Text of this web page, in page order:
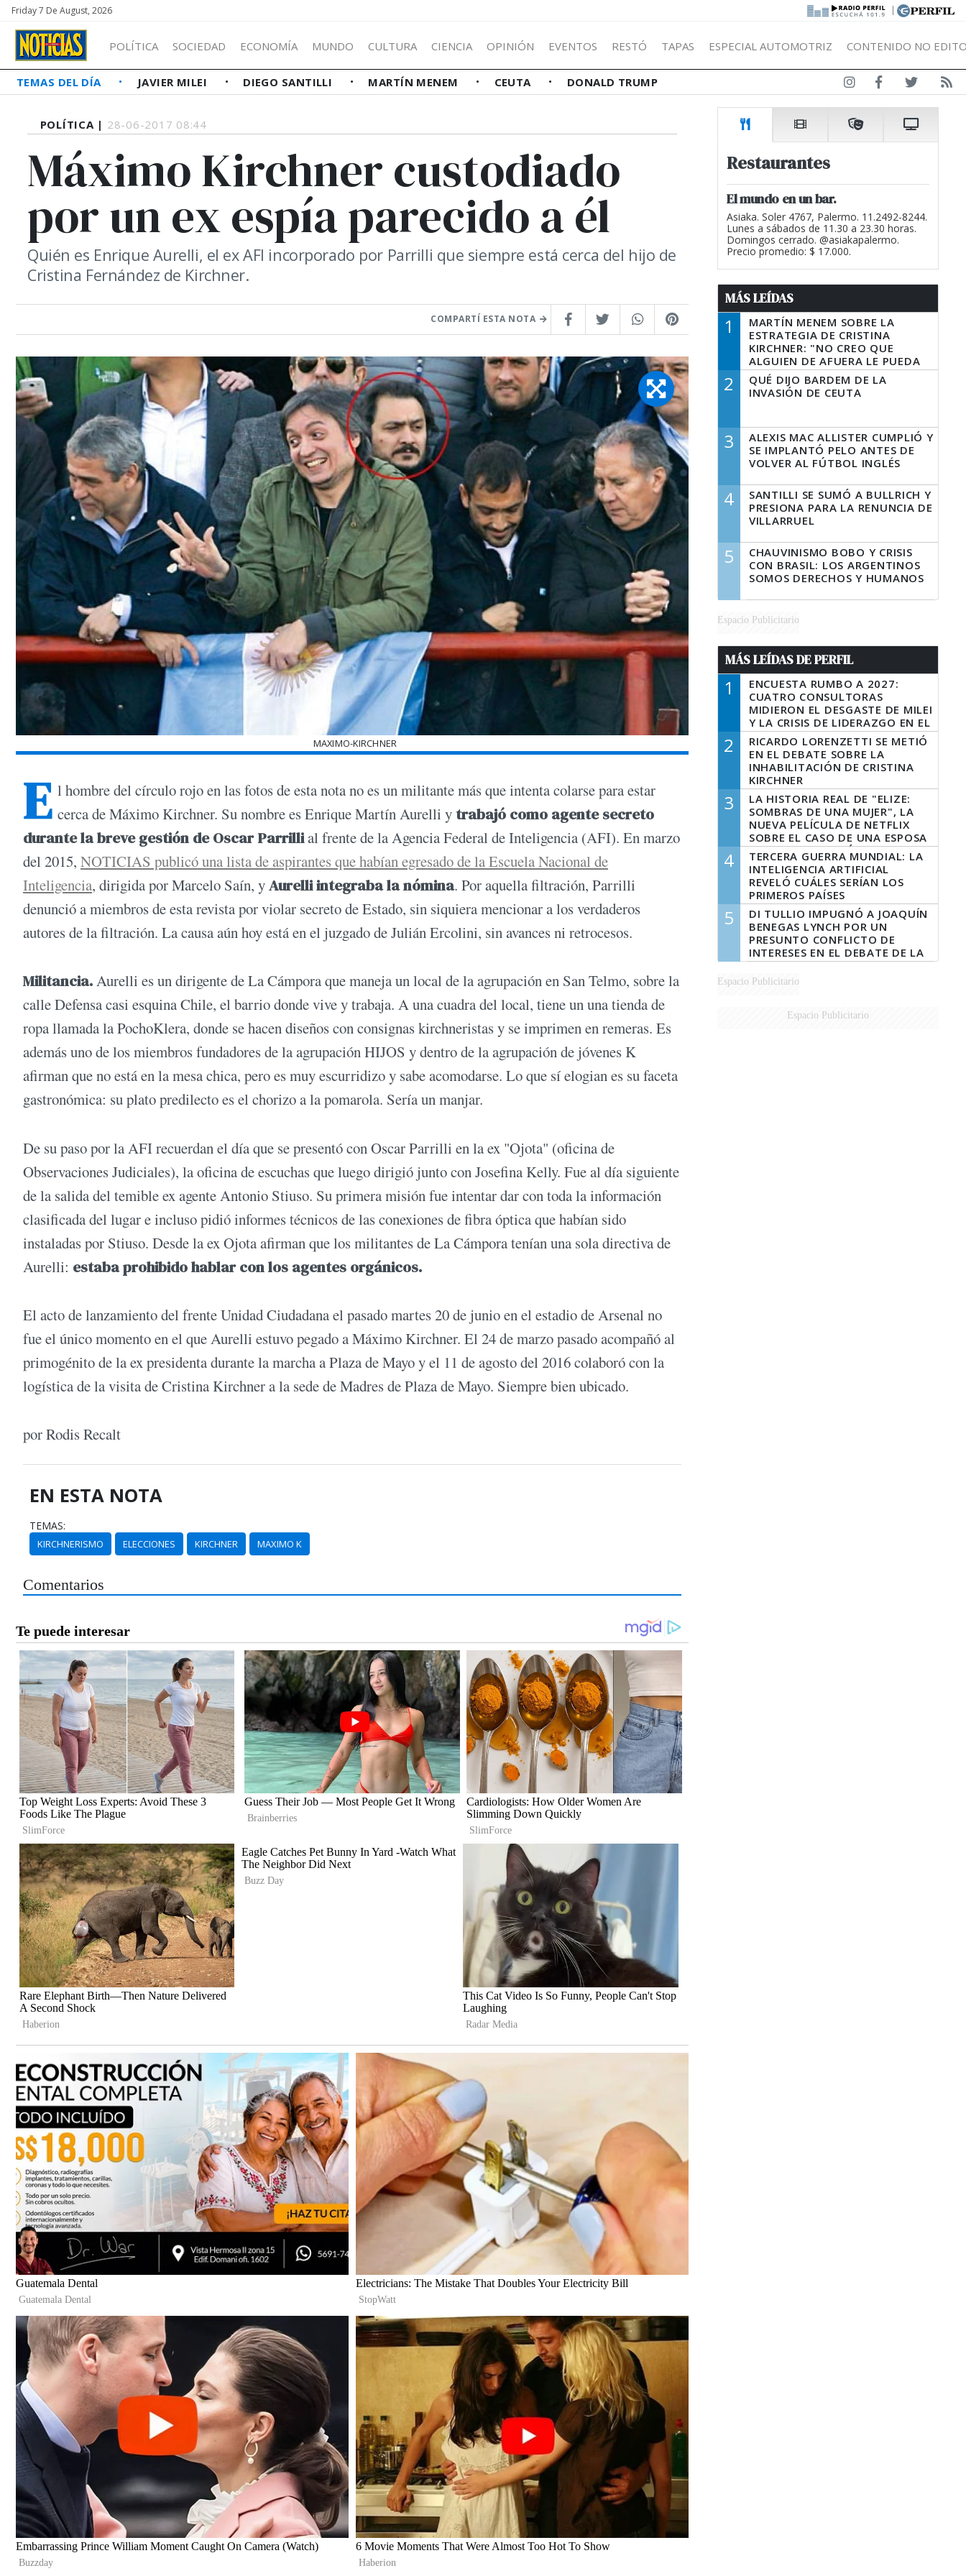
Friday 7 De August, 2026 |
POLÍTICA SOCIEDAD ECONOMÍA MUNDO CULTURA CIENCIA OPINIÓN EVENTOS RESTÓ TAPAS ESPECIAL AUTOMOTRIZ CONTENIDO NO
TEMAS DEL DÍA JAVIER MILEI DIEGO SANTILLI MARTÍN MENEM CEUTA DONALD TRUMP
POLÍTICA | 28-06-2017 08:44
Máximo Kirchner custodiado
por un ex espía parecido a él
Quién es Enrique Aurelli, el ex AFI incorporado por Parrilli que siempre está cerca del hijo de
Cristina Fernández de Kirchner.
COMPARTÍ ESTA NOTA
MAXIMO-KIRCHNER
E l hombre del círculo rojo en las fotos de esta nota no es un militante más que intenta colarse para estar
cerca de Máximo Kirchner. Su nombre es Enrique Martín Aurelli ytrabajó como agente secreto
durante la breve gestión de Oscar Parrillial frente de la Agencia Federal de Inteligencia (AFI). En marzo
del 2015, NOTICIAS publicó una lista de aspirantes que habían egresado de la Escuela Nacional de
Inteligencia, dirigida por Marcelo Saín, yAurelli integraba la nómina. Por aquella filtración, Parrilli
denunció a miembros de esta revista por violar secreto de Estado, sin siquiera mencionar a los verdaderos
autores de la filtración. La causa aún hoy está en el juzgado de Julián Ercolini, sin avances ni retrocesos.
Militancia.Aurelli es un dirigente de La Cámpora que maneja un local de la agrupación en San Telmo, sobre la
calle Defensa casi esquina Chile, el barrio donde vive y trabaja. A una cuadra del local, tiene un una tienda de
ropa llamada la PochoKlera, donde se hacen diseños con consignas kirchneristas y se imprimen en remeras. Es
además uno de los miembros fundadores de la agrupación HIJOS y dentro de la agrupación de jóvenes K
afirman que no está en la mesa chica, pero es muy escurridizo y sabe acomodarse. Lo que sí elogian es su faceta
gastronómica: su plato predilecto es el chorizo a la pomarola. Sería un manjar.
De su paso por la AFI recuerdan el día que se presentó con Oscar Parrilli en la ex "Ojota" (oficina de
Observaciones Judiciales), la oficina de escuchas que luego dirigió junto con Josefina Kelly. Fue al día siguiente
de la salida del temible ex agente Antonio Stiuso. Su primera misión fue intentar dar con toda la información
clasificada del lugar e incluso pidió informes técnicos de las conexiones de fibra óptica que habían sido
instaladas por Stiuso. Desde la ex Ojota afirman que los militantes de La Cámpora tenían una sola directiva de
Aurelli: estaba prohibido hablar con los agentes orgánicos.
El acto de lanzamiento del frente Unidad Ciudadana el pasado martes 20 de junio en el estadio de Arsenal no
fue el único momento en el que Aurelli estuvo pegado a Máximo Kirchner. El 24 de marzo pasado acompañó al
primogénito de la ex presidenta durante la marcha a Plaza de Mayo y el 11 de agosto del 2016 colaboró con la
logística de la visita de Cristina Kirchner a la sede de Madres de Plaza de Mayo. Siempre bien ubicado.
por Rodis Recalt
EN ESTA NOTA
TEMAS:
KIRCHNERISMO ELECCIONES KIRCHNER MAXIMO K
Comentarios
Restaurantes
El mundo en un bar.
Asiaka. Soler 4767, Palermo. 11.2492-8244.
Lunes a sábados de 11.30 a 23.30 horas.
Domingos cerrado. @asiakapalermo.
Precio promedio: $ 17.000.
MÁS LEÍDAS
1
MARTÍN MENEM SOBRE LA
ESTRATEGIA DE CRISTINA
KIRCHNER: "NO CREO QUE
ALGUIEN DE AFUERA LE PUEDA
DECIR A LA JUSTICIA LO QUE
TIENE QUE HACER"
2
QUÉ DIJO BARDEM DE LA
INVASIÓN DE CEUTA
3
ALEXIS MAC ALLISTER CUMPLIÓ Y
SE IMPLANTÓ PELO ANTES DE
VOLVER AL FÚTBOL INGLÉS
4
SANTILLI SE SUMÓ A BULLRICH Y
PRESIONA PARA LA RENUNCIA DE
VILLARRUEL
5
CHAUVINISMO BOBO Y CRISIS
CON BRASIL: LOS ARGENTINOS
SOMOS DERECHOS Y HUMANOS
Espacio Publicitario
MÁS LEÍDAS DE PERFIL
1
ENCUESTA RUMBO A 2027:
CUATRO CONSULTORAS
MIDIERON EL DESGASTE DE MILEI
Y LA CRISIS DE LIDERAZGO EN EL
PERONISMO
2
RICARDO LORENZETTI SE METIÓ
EN EL DEBATE SOBRE LA
INHABILITACIÓN DE CRISTINA
KIRCHNER
3
LA HISTORIA REAL DE "ELIZE:
SOMBRAS DE UNA MUJER", LA
NUEVA PELÍCULA DE NETFLIX
SOBRE EL CASO DE UNA ESPOSA
QUE DESCUARTIZÓ A SU
MARIDO
4
TERCERA GUERRA MUNDIAL: LA
INTELIGENCIA ARTIFICIAL
REVELÓ CUÁLES SERÍAN LOS
PRIMEROS PAÍSES
LATINOAMERICANOS EN SER
DERROTADOS
5
DI TULLIO IMPUGNÓ A JOAQUÍN
BENEGAS LYNCH POR UN
PRESUNTO CONFLICTO DE
INTERESES EN EL DEBATE DE LA
LEY DE TIERRAS
Espacio Publicitario
Espacio Publicitario